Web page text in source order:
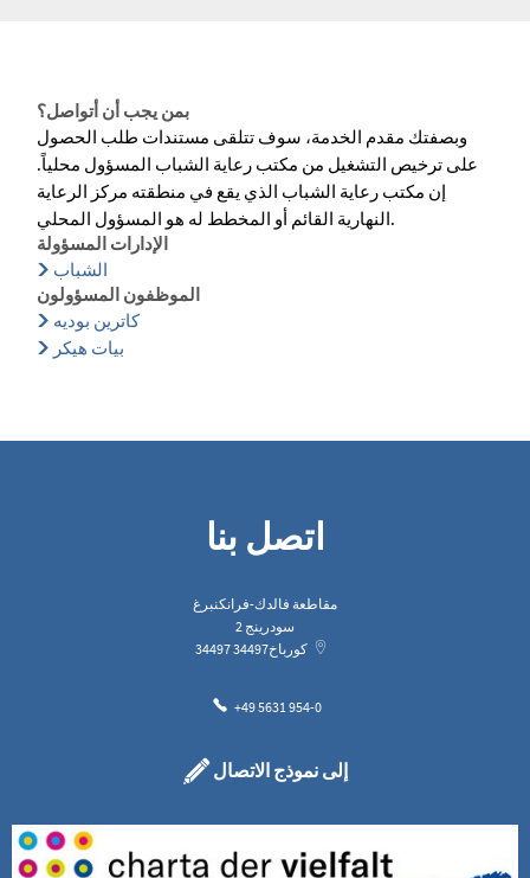
بمن يجب أن أتواصل؟
وبصفتك مقدم الخدمة، سوف تتلقى مستندات طلب الحصول
على ترخيص التشغيل من مكتب رعاية الشباب المسؤول محلياً.
إن مكتب رعاية الشباب الذي يقع في منطقته مركز الرعاية
النهارية القائم أو المخطط له هو المسؤول المحلي.
الإدارات المسؤولة
الشباب
الموظفون المسؤولون
كاترين بوديه
بيات هيكر
اتصل بنا
مقاطعة فالدك-فرانكنبرغ
سودرينج 2
34497
كورباخ34497
+49 5631 954-0
إلى نموذج الاتصال